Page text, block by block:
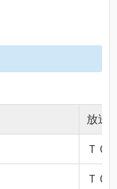
放送
ＴＯ
ＴＯ